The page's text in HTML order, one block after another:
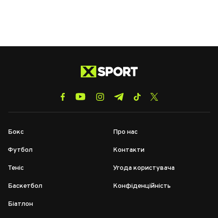
Бокс
Футбол
Теніс
Баскетбол
Біатлон
Про нас
Контакти
Угода користувача
Конфіденційність